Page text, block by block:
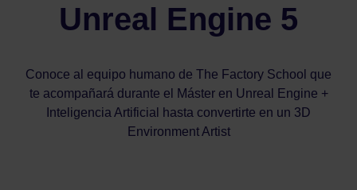
Unreal Engine 5
Conoce al equipo humano de The Factory School que
te acompañará durante el Máster en Unreal Engine +
Inteligencia Artificial hasta convertirte en un 3D
Environment Artist